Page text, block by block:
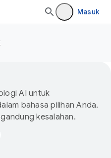
Masuk
AI untuk
bahasa pilihan Anda.
kesalahan.